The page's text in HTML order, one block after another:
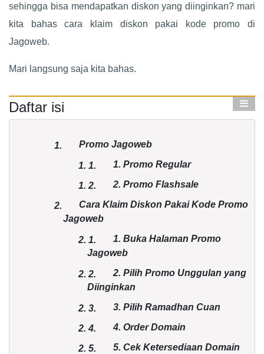
sehingga bisa mendapatkan diskon yang diinginkan? mari
kita bahas cara klaim diskon pakai kode promo di
Jagoweb.
Mari langsung saja kita bahas.
Daftar isi
1. Promo Jagoweb
1. 1. 1. Promo Regular
1. 2. 2. Promo Flashsale
2.
Cara Klaim Diskon Pakai Kode Promo
Jagoweb
2. 1.
1. Buka Halaman Promo
Jagoweb
2. 2.
2. Pilih Promo Unggulan yang
Diinginkan
2. 3. 3. Pilih Ramadhan Cuan
2.4. 4. Order Domain
2. 5. 5. Cek Ketersediaan Domain